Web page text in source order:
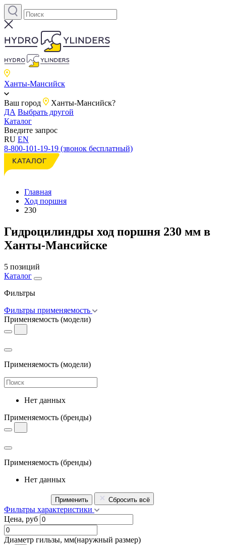
Ханты-Мансийск
Ваш город
Ханты-Мансийск?
ДА Выбрать другой
Каталог
Введите запрос
RU EN
8-800-101-19-19 (звонок бесплатный)
Главная
Ход поршня
230
Гидроцилиндры ход поршня 230 мм в
Ханты-Мансийске
5 позиций
Каталог
Фильтры
Фильтры применяемость
Применяемость (модели)
Применяемость (модели)
Нет данных
Применяемость (бренды)
Применяемость (бренды)
Нет данных
Применить Сбросить всё
Фильтры характеристики
Цена, руб
Диаметр гильзы, мм(наружный размер)